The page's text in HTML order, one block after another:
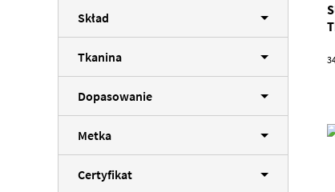
Skład
Tkanina
Dopasowanie
Metka
Certyfikat